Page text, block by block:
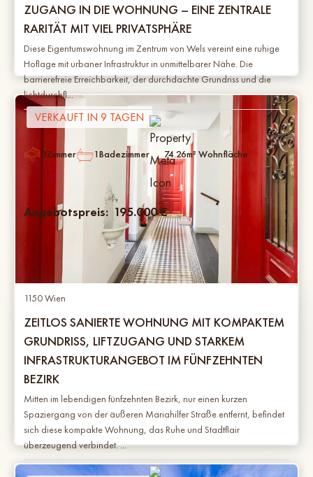
ZUGANG IN DIE WOHNUNG – EINE ZENTRALE
RARITÄT MIT VIEL PRIVATSPHÄRE
Diese Eigentumswohnung im Zentrum von Wels vereint eine ruhige
Hoflage mit urbaner Infrastruktur in unmittelbarer Nähe. Die
barrierefreie Erreichbarkeit, der durchdachte Grundriss und die
lichtdurchfl...
3Zimmer 1Badezimmer 74.26m² Wohnfläche
Angebotspreis: 195.000€
VERKAUFT IN 9 TAGEN
1150 Wien
ZEITLOS SANIERTE WOHNUNG MIT KOMPAKTEM
GRUNDRISS, LIFTZUGANG UND STARKEM
INFRASTRUKTURANGEBOT IM FÜNFZEHNTEN
BEZIRK
Mitten im lebendigen fünfzehnten Bezirk, nur einen kurzen
Spaziergang von der äußeren Mariahilfer Straße entfernt, befindet
sich diese kompakte Wohnung, das Ruhe und Stadtflair
überzeugend verbindet. ...